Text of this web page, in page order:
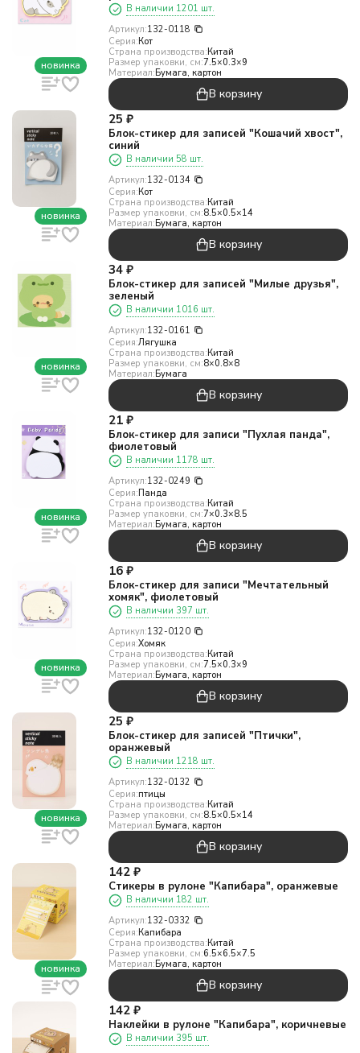
новинка
В наличии 1201 шт.
Артикул:132-0118
Серия:Кот
Страна производства:Китай
Размер упаковки, см:7.5×0.3×9
Материал:Бумага, картон
В корзину
новинка
25 ₽
Блок-стикер для записей "Кошачий хвост",
синий
В наличии 58 шт.
Артикул:132-0134
Серия:Кот
Страна производства:Китай
Размер упаковки, см:8.5×0.5×14
Материал:Бумага, картон
В корзину
новинка
34 ₽
Блок-стикер для записей "Милые друзья",
зеленый
В наличии 1016 шт.
Артикул:132-0161
Серия:Лягушка
Страна производства:Китай
Размер упаковки, см:8×0.8×8
Материал:Бумага
В корзину
новинка
21 ₽
Блок-стикер для записи "Пухлая панда",
фиолетовый
В наличии 1178 шт.
Артикул:132-0249
Серия:Панда
Страна производства:Китай
Размер упаковки, см:7×0.3×8.5
Материал:Бумага, картон
В корзину
новинка
16 ₽
Блок-стикер для записи "Мечтательный
хомяк", фиолетовый
В наличии 397 шт.
Артикул:132-0120
Серия:Хомяк
Страна производства:Китай
Размер упаковки, см:7.5×0.3×9
Материал:Бумага, картон
В корзину
новинка
25 ₽
Блок-стикер для записей "Птички",
оранжевый
В наличии 1218 шт.
Артикул:132-0132
Серия:птицы
Страна производства:Китай
Размер упаковки, см:8.5×0.5×14
Материал:Бумага, картон
В корзину
новинка
142 ₽
Стикеры в рулоне "Капибара", оранжевые
В наличии 182 шт.
Артикул:132-0332
Серия:Капибара
Страна производства:Китай
Размер упаковки, см:6.5×6.5×7.5
Материал:Бумага, картон
В корзину
142 ₽
Наклейки в рулоне "Капибара", коричневые
В наличии 395 шт.